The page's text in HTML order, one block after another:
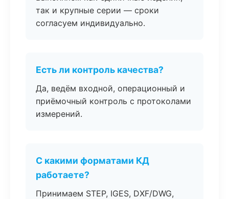
так и крупные серии — сроки
согласуем индивидуально.
Есть ли контроль качества?
Да, ведём входной, операционный и
приёмочный контроль с протоколами
измерений.
С какими форматами КД
работаете?
Принимаем STEP, IGES, DXF/DWG,